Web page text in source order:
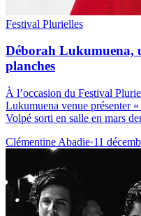
Festival Plurielles
Déborah Lukumuena,
planches
À l’occasion du Festival
Lukumuena venue présenter
Volpé sorti en salle en mars
Clémentine Abadie·11